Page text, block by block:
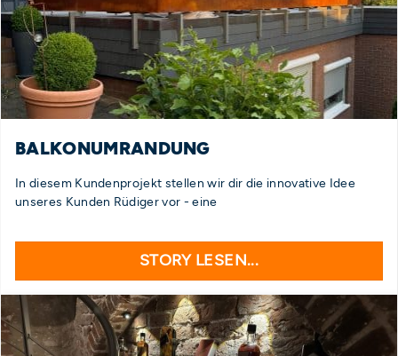
BALKONUMRANDUNG
In diesem Kundenprojekt stellen wir dir die innovative Idee
unseres Kunden Rüdiger vor - eine
STORY LESEN...